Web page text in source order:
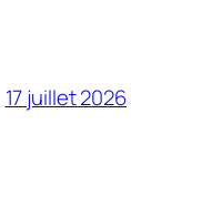
17 juillet 2026